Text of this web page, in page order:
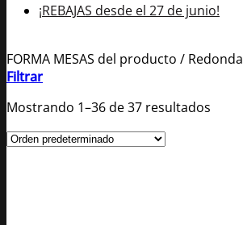
¡REBAJAS desde el 27 de junio!
FORMA MESAS del producto / Redonda
Filtrar
Mostrando 1–36 de 37 resultados